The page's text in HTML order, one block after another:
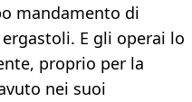
mandamento di
E gli operai lo
proprio per la
nei suoi